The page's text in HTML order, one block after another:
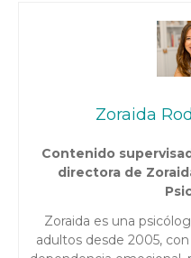
Zoraida
Contenido
directora de
Zoraida es una
adultos desde 2005,